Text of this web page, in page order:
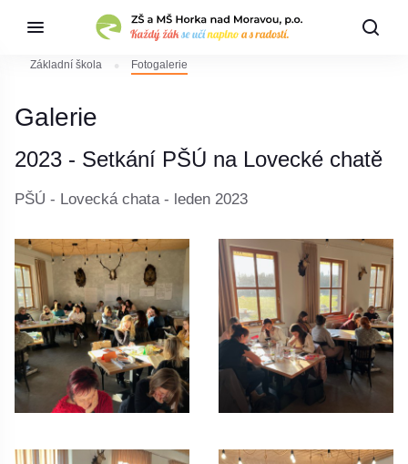
Základní škola Fotogalerie
Galerie
2023 - Setkání PŠÚ na Lovecké chatě
PŠÚ - Lovecká chata - leden 2023